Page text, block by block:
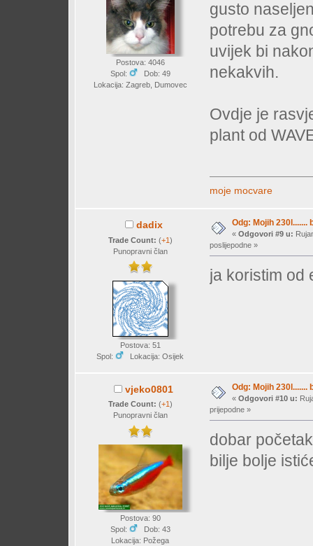
Postova: 4046
Spol:
Dob: 49
Lokacija: Zagreb, Dumovec
gusto
potrebu za
uvijek bi
nekakvih.
Ovdje je
plant od
moje mocvare
dadix
Trade Count: (+1)
Punopravni član
Postova: 51
Spol:
Lokacija: Osijek
Odg: Mojih 230l.......
« Odgovori #9 u:
poslijepodne »
ja koristim
vjeko0801
Trade Count: (+1)
Punopravni član
Postova: 90
Spol:
Dob: 43
Lokacija: Požega
Odg: Mojih 230l.......
« Odgovori #10 u:
prijepodne »
dobar
bilje bolje